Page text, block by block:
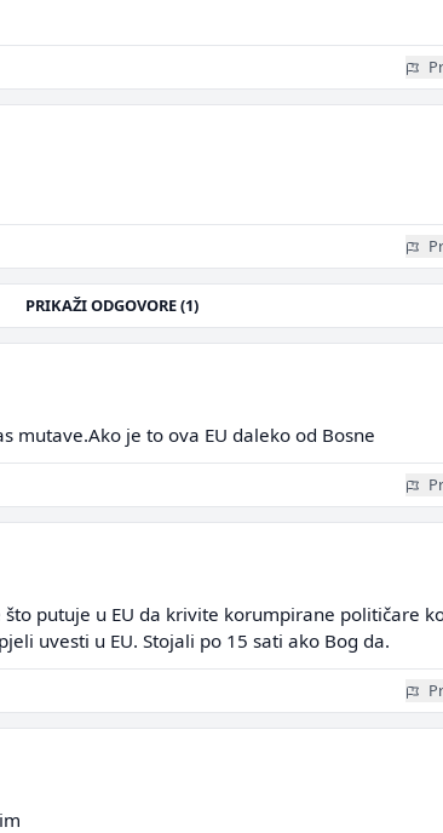
PRIKAŽI ODGOVORE (1)
mutave.Ako je to ova EU daleko od Bosne
putuje u EU da krivite korumpirane političare
uvesti u EU. Stojali po 15 sati ako Bog da.